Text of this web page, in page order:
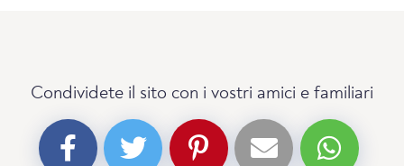
Condividete il sito con i vostri amici e familiari